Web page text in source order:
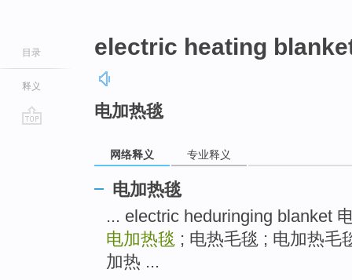
目录
释义
electric heating
电加热毯
网络释义 专业释义
电加热毯
... electric heduringing blanket
电加热毯 ; 电热毛毯 ; 电加热毛
加热 ...